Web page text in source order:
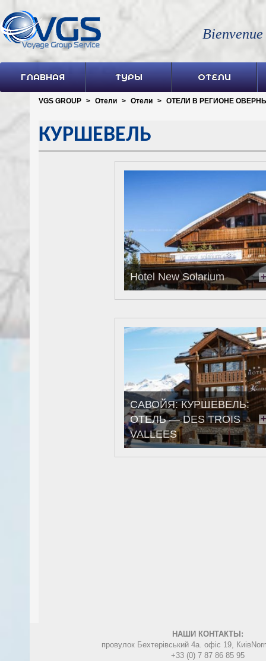
ГЛАВНАЯ ТУРЫ ОТЕЛИ
VGS GROUP > Отели > Отели > ОТЕЛИ В РЕГИОНЕ
КУРШЕВЕЛЬ
Hotel New Solarium
САВОЙЯ: КУРШЕВЕЛЬ:
ОТЕЛЬ — DES TROIS
VALLEES
НАШИ КОНТАКТЫ:
провулок Бехтерівський 4а. офіс 19, Киів
+33 (0) 7 87 86 85 95